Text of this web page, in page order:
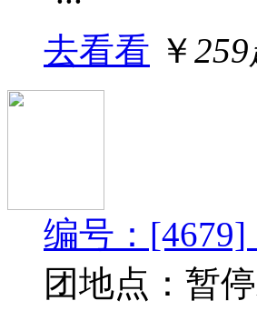
去看看 ￥
编号：
团地点：暂